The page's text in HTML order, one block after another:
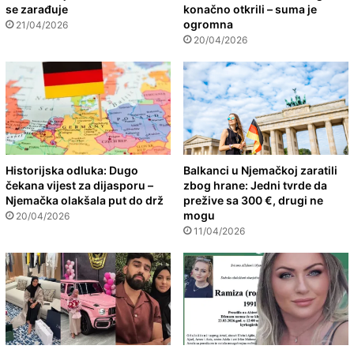
se zarađuje
21/04/2026
konačno otkrili – suma je
ogromna
20/04/2026
Historijska odluka: Dugo
čekana vijest za dijasporu –
Njemačka olakšala put do drž
20/04/2026
Balkanci u Njemačkoj zaratili
zbog hrane: Jedni tvrde da
prežive sa 300 €, drugi ne
mogu
11/04/2026